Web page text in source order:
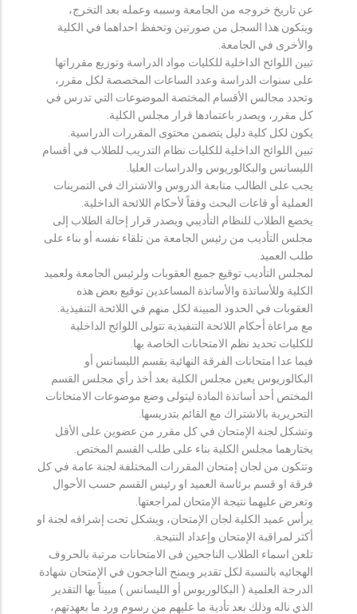
عن تاريخ خروجه من الجامعة وسببه وعمله بعد التخرج،
ويتكون هذا السجل من صورتين وتحفظ احداهما في الكلية
والأخرى في الجامعة.
تبين اللوائح الداخلية للكليات مواد الدراسة وتوزيع مقرراتها
على سنوات الدراسة وعدد الساعات المخصصة لكل مقرر،
وتحدد مجالس الأقسام المختصة الموضوعات التي تدرس في
كل مقرر، ويصدر باعتمادها قرار مجلس الكلية.
يكون لكل كلية دليل يتضمن محتوى المقررات الدراسية.
تبين اللوائح الداخلية للكليات نظام التدريب للطلاب في أقسام
الليسانس والبكالوريوس والدراسات العليا.
يجب على الطالب متابعة الدروس والاشتراك في التمرينات
العملية أو قاعات البحث وفقاً لأحكام اللائحة الداخلية.
يخضع الطلاب للنظام التأديبي ويصدر قرار إحالة الطلاب إلى
مجلس التأديب من رئيس الجامعة من تلقاء نفسه أو بناء على
طلب العميد.
لمجلس التأديب توقيع جميع العقوبات ولرئيس الجامعة ولعميد
الكلية وللأساتذة والأساتذة المساعدين توقيع بعض هذه
العقوبات في الحدود المبينة لكل منهم في اللائحة التنفيذية.
مع مراعاة أحكام اللائحة التنفيذية تتولى اللوائح الداخلية
للكليات تحديد نظم الامتحانات الخاصة بها.
فيما عدا امتحانات الفرقة النهائية بقسم الليسانس أو
البكالوريوس يعين مجلس الكلية بعد أخذ رأي مجلس القسم
المختص أحد أساتذة المادة ليتولى وضع موضوعات الامتحانات
التحريرية بالاشتراك مع القائم بتدريسها.
وتشكل لجنة الإمتحان في كل مقرر من عضوين على الأقل
يختارهما مجلس الكلية بناء على طلب القسم المختص.
وتتكون من لجان إمتحان المقررات المختلفة لجنة عامة في كل
فرقة او قسم برئاسة العميد او رئيس القسم حسب الأحوال
وتعرض عليهما نتيجة الإمتحان لمراجعتها.
يرأس عميد الكلية لجان الإمتحان، ويشكل تحت إشرافه لجنة او
أكثر لمراقبة الإمتحان وإعداد النتيجة.
تلعن اسماء الطلاب الناجحين فى الامتحانات مرتبة بالحروف
الهجائيه بالنسبة لكل تقدير ويمنح الناجحون في الإمتحان شهادة
الدرجة العلمية ( البكالوريوس أو الليسانس ) مبيناً بها التقدير
الذي ناله وذلك بعد تأدية ما عليهم من رسوم ورد ما بعهدتهم،